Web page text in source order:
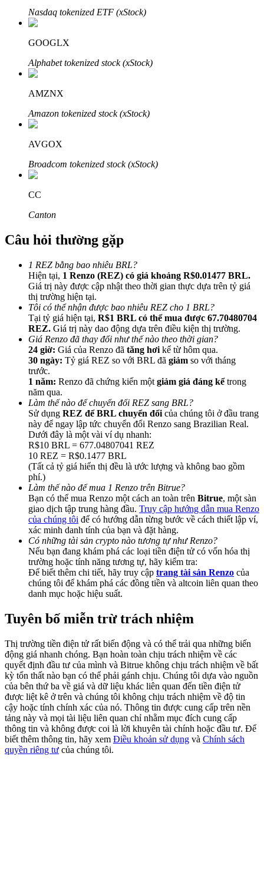
Đối tác Bitrue
Đối tác Bitrue
Lên đến 65% hoa hồng!
Giới thiệu
Mời một người bạn để nhận phần thưởng tiền mặt
BTC Welcome Rewards
BTC Welcome Rewards
Deposit & Trade BTC to Share 25000 USDT prize pool!
Deposit CASHCAT & Win
Exclusive for BitMart Users
Register & Trade to Win 500,000 USDT
Precious Metals Trading Carnival
Trade Gold & Silver · 33,333 USDT Bonus
Nasdaq tokenized ETF (xStock)
GOOGLX
Alphabet tokenized stock (xStock)
AMZNX
Amazon tokenized stock (xStock)
AVGOX
Broadcom tokenized stock (xStock)
CC
Canton
Câu hỏi thường gặp
1 REZ bằng bao nhiêu BRL?
Hiện tại, 1 Renzo (REZ) có giá khoảng R$0.01477 BRL.
Giá trị này được cập nhật theo thời gian thực dựa trên tỷ giá
thị trường hiện tại.
Tôi có thể nhận được bao nhiêu REZ cho 1 BRL?
Tại tỷ giá hiện tại, R$1 BRL có thể mua được 67.70480704
REZ. Giá trị này dao động dựa trên điều kiện thị trường.
Giá Renzo đã thay đổi như thế nào theo thời gian?
24 giờ: Giá của Renzo đã tăng hơi kể từ hôm qua.
30 ngày: Tỷ giá REZ so với BRL đã giảm so với tháng
trước.
1 năm: Renzo đã chứng kiến một giảm giá đáng kểtrong
năm qua.
Làm thế nào để chuyển đổi REZ sang BRL?
Sử dụng REZ để BRL chuyển đổi của chúng tôi ở đầu trang
này để ngay lập tức chuyển đổi Renzo sang Brazilian Real.
Dưới đây là một vài ví dụ nhanh:
R$10 BRL = 677.04807041 REZ
10 REZ = R$0.1477 BRL
(Tất cả tỷ giá hiển thị đều là ước lượng và không bao gồm
phí.)
Làm thế nào để mua 1 Renzo trên Bitrue?
Bạn có thể mua Renzo một cách an toàn trên Bitrue, một sàn
giao dịch tập trung hàng đầu. Truy cập hướng dẫn mua Renzo
của chúng tôi để có hướng dẫn từng bước về cách thiết lập ví,
xác minh danh tính của bạn và đặt hàng.
Có những tài sản crypto nào tương tự như Renzo?
Nếu bạn đang khám phá các loại tiền điện tử có vốn hóa thị
trường hoặc tính năng tương tự, hãy kiểm tra:
Để biết thêm chi tiết, hãy truy cập trang tài sản Renzo của
chúng tôi để khám phá các đồng tiền và altcoin liên quan theo
danh mục hoặc hiệu suất.
Tuyên bố miễn trừ trách nhiệm
Thị trường tiền điện tử rất biến động và có thể trải qua những biến
động giá nhanh chóng. Bạn hoàn toàn chịu trách nhiệm về các
quyết định đầu tư của mình và Bitrue không chịu trách nhiệm về bất
kỳ tổn thất nào bạn có thể phải gánh chịu. Chúng tôi dựa vào nguồn
của bên thứ ba về giá và dữ liệu khác liên quan đến tiền điện tử
được liệt kê ở trên và chúng tôi không chịu trách nhiệm về độ tin
cậy hoặc tính chính xác của nó. Thông tin được cung cấp trên nền
tảng này và mọi tài liệu liên quan chỉ nhằm mục đích cung cấp
thông tin và không được coi là lời khuyên tài chính hoặc đầu tư. Để
biết thêm thông tin, hãy xem Điều khoản sử dụng và Chính sách
quyền riêng tư của chúng tôi.